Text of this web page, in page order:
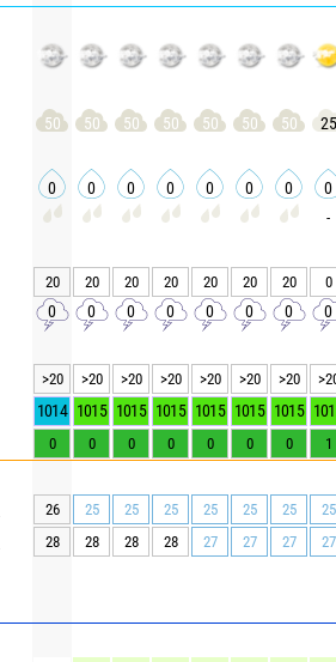
50 50 50 50 50 50 50 25
0 0 0 0 0 0 0 0
-
20 20 20 20 20 20 20 0
0 0 0 0 0 0 0 0
>20 >20 >20 >20 >20 >20 >20
1014 1015 1015 1015 1015 1015 1015
0 0 0 0 0 0 0 1
26 25 25 25 25 25 25
25
28
28 28 28 27 27 27 27